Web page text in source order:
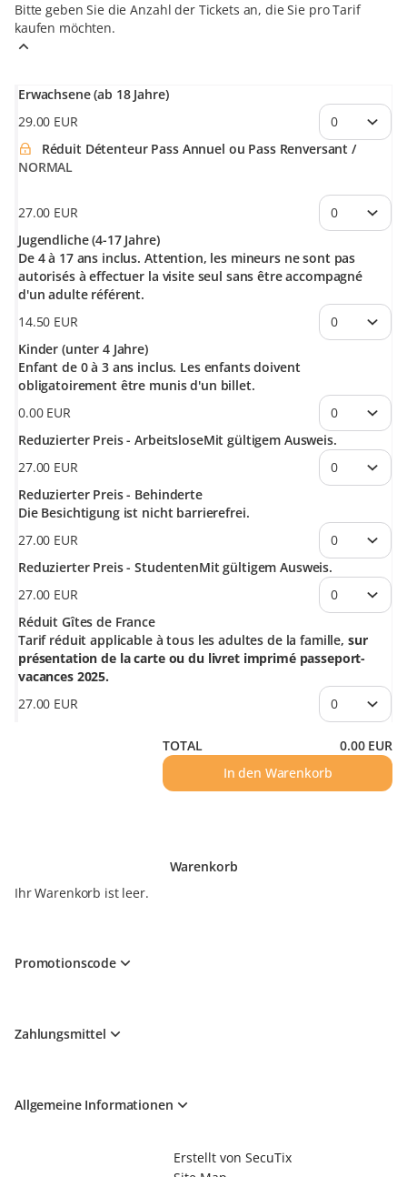
Bitte geben Sie die Anzahl der Tickets an, die Sie pro Tarif
kaufen möchten.
Erwachsene (ab 18 Jahre)
29.00 EUR
Réduit Détenteur Pass Annuel ou Pass Renversant
NORMAL
27.00 EUR
Jugendliche (4-17 Jahre)
De 4 à 17 ans inclus. Attention, les mineurs ne sont pas
autorisés à effectuer la visite seul sans être accompagné
d'un adulte référent.
14.50 EUR
Kinder (unter 4 Jahre)
Enfant de 0 à 3 ans inclus. Les enfants doivent
obligatoirement être munis d'un billet.
0.00 EUR
Reduzierter Preis - ArbeitsloseMit gültigem Ausweis.
27.00 EUR
Reduzierter Preis - Behinderte
Die Besichtigung ist nicht barrierefrei.
27.00 EUR
Reduzierter Preis - StudentenMit gültigem Ausweis.
27.00 EUR
Réduit Gîtes de France
Tarif réduit applicable à tous les adultes de la famille, sur
présentation de la carte ou du livret imprimé passeport-
vacances 2025.
27.00 EUR
TOTAL 0.00 EUR
In den Warenkorb
Warenkorb
Ihr Warenkorb ist leer.
Promotionscode
Zahlungsmittel
Allgemeine Informationen
Erstellt von SecuTix